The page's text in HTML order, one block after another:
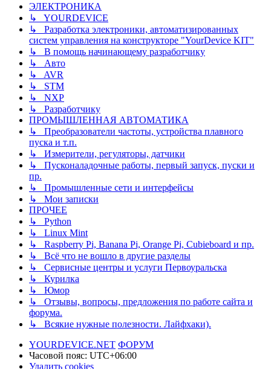
ЭЛЕКТРОНИКА
↳ YOURDEVICE
↳ Разработка электроники, автоматизированных
систем управления на конструкторе "YourDevice KIT"
↳ В помощь начинающему разработчику
↳ Авто
↳ AVR
↳ STM
↳ NXP
↳ Разработчику
ПРОМЫШЛЕННАЯ АВТОМАТИКА
↳ Преобразователи частоты, устройства плавного
пуска и т.п.
↳ Измерители, регуляторы, датчики
↳ Пусконаладочные работы, первый запуск, пуски и
пр.
↳ Промышленные сети и интерфейсы
↳ Мои записки
ПРОЧЕЕ
↳ Python
↳ Linux Mint
↳ Raspberry Pi, Banana Pi, Orange Pi, Cubieboard и пр.
↳ Всё что не вошло в другие разделы
↳ Сервисные центры и услуги Первоуральска
↳ Курилка
↳ Юмор
↳ Отзывы, вопросы, предложения по работе сайта и
форума.
↳ Всякие нужные полезности. Лайфхаки).
YOURDEVICE.NET ФОРУМ
Часовой пояс: UTC+06:00
Удалить cookies